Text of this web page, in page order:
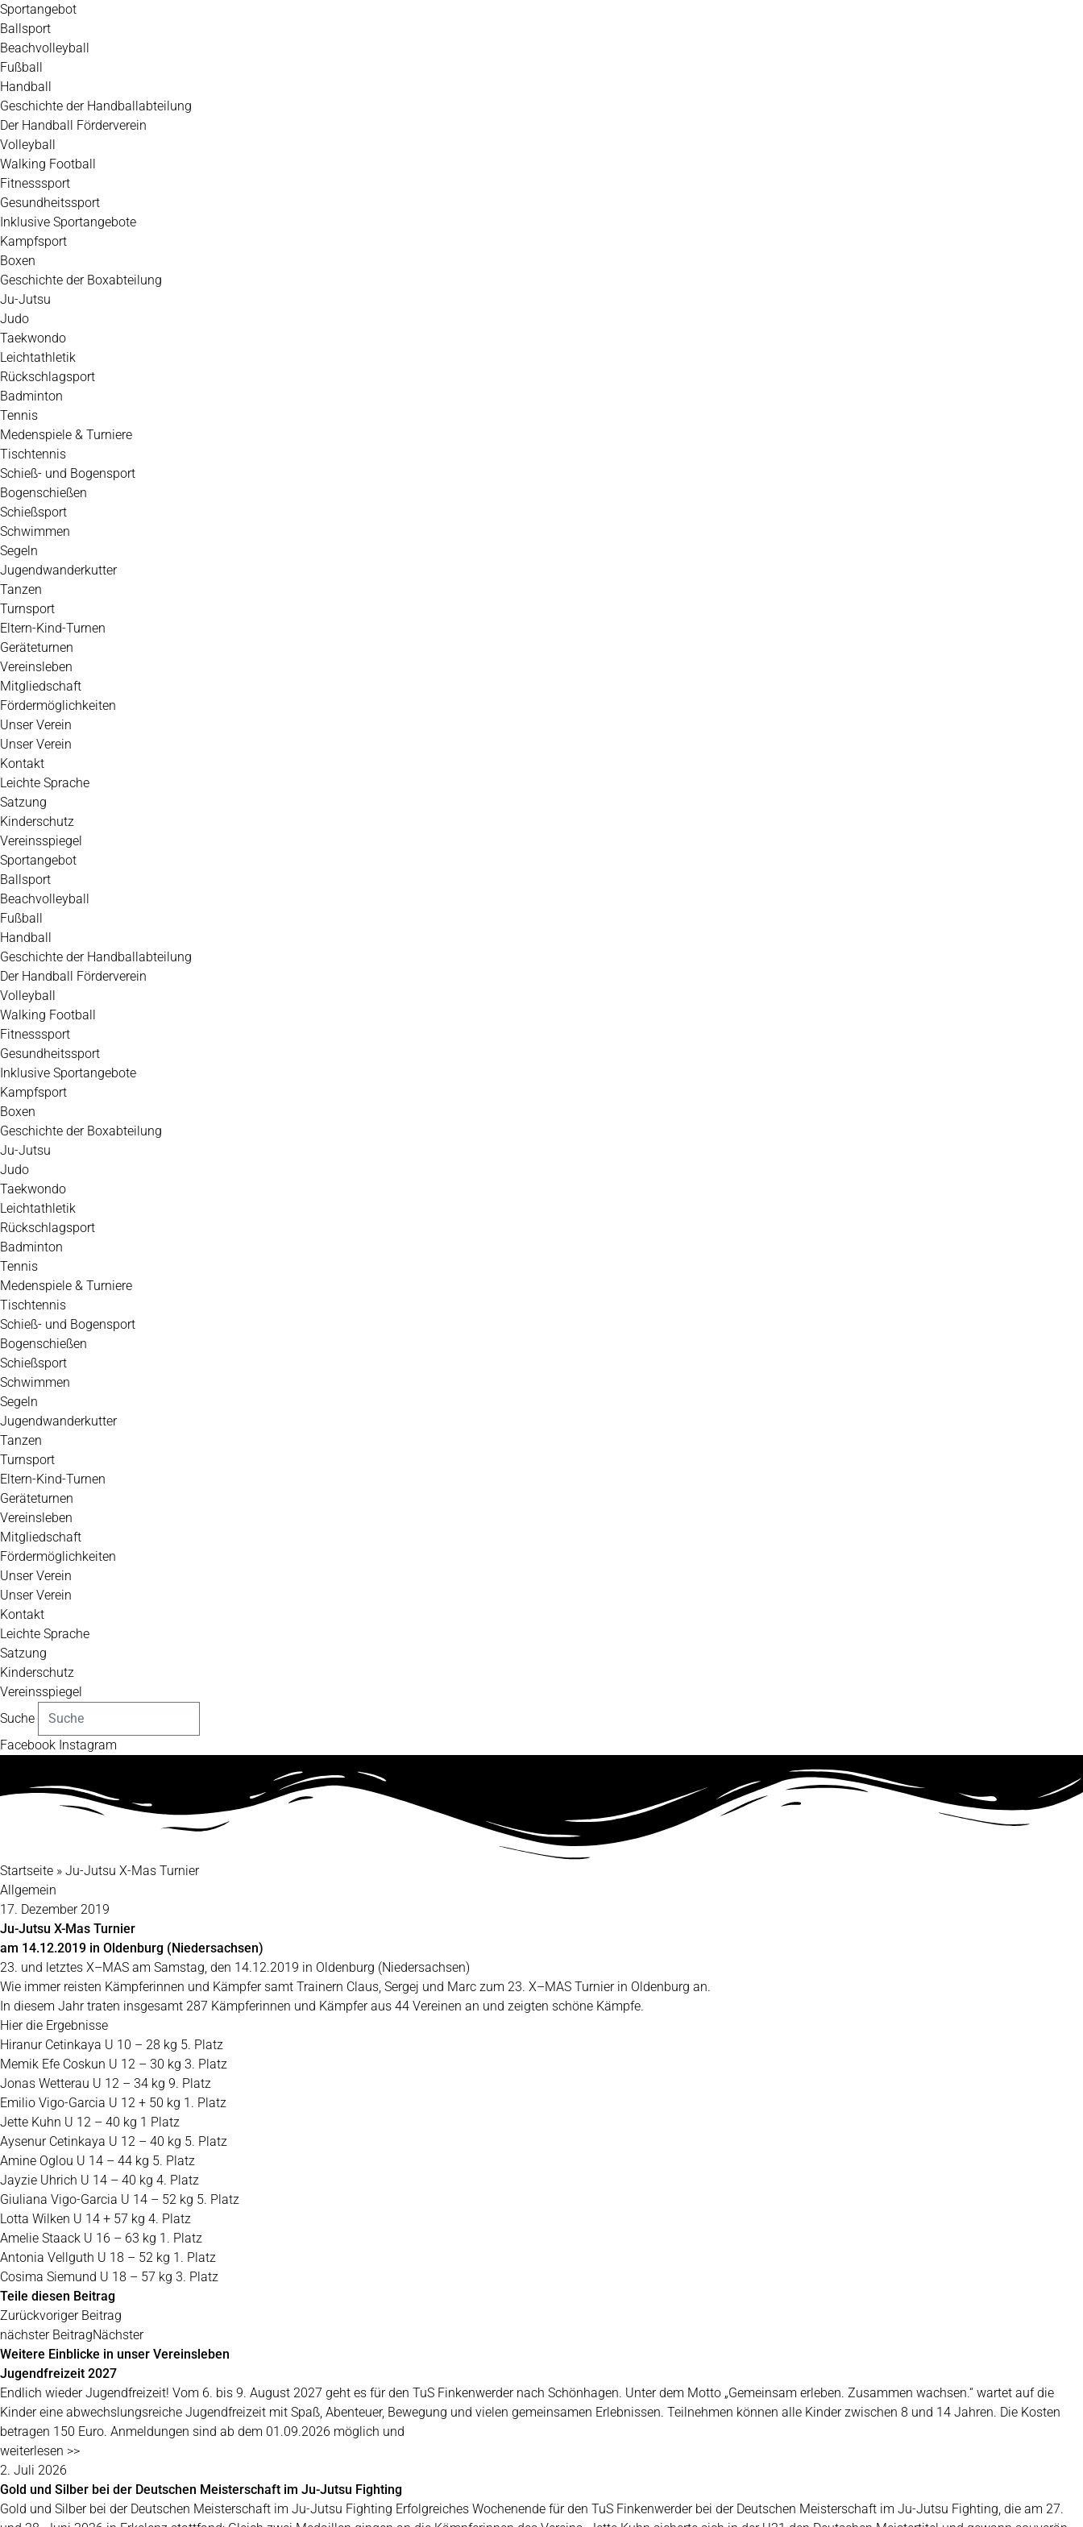
Zum
Inhalt
springen
Sportangebot
Ballsport
Beachvolleyball
Fußball
Handball
Geschichte der Handballabteilung
Der Handball Förderverein
Volleyball
Walking Football
Fitnesssport
Gesundheitssport
Inklusive Sportangebote
Kampfsport
Boxen
Geschichte der Boxabteilung
Ju-Jutsu
Judo
Taekwondo
Leichtathletik
Rückschlagsport
Badminton
Tennis
Medenspiele & Turniere
Tischtennis
Schieß- und Bogensport
Bogenschießen
Schießsport
Schwimmen
Segeln
Jugendwanderkutter
Tanzen
Turnsport
Eltern-Kind-Turnen
Geräteturnen
Vereinsleben
Mitgliedschaft
Fördermöglichkeiten
Unser Verein
Unser Verein
Kontakt
Leichte Sprache
Satzung
Kinderschutz
Vereinsspiegel
Sportangebot
Ballsport
Beachvolleyball
Fußball
Handball
Geschichte der Handballabteilung
Der Handball Förderverein
Volleyball
Walking Football
Fitnesssport
Gesundheitssport
Inklusive Sportangebote
Kampfsport
Boxen
Geschichte der Boxabteilung
Ju-Jutsu
Judo
Taekwondo
Leichtathletik
Rückschlagsport
Badminton
Tennis
Medenspiele & Turniere
Tischtennis
Schieß- und Bogensport
Bogenschießen
Schießsport
Schwimmen
Segeln
Jugendwanderkutter
Tanzen
Turnsport
Eltern-Kind-Turnen
Geräteturnen
Vereinsleben
Mitgliedschaft
Fördermöglichkeiten
Unser Verein
Unser Verein
Kontakt
Leichte Sprache
Satzung
Kinderschutz
Vereinsspiegel
Suche
Facebook Instagram
Startseite » Ju-Jutsu X-Mas Turnier
Allgemein
17. Dezember 2019
Ju-Jutsu X-Mas Turnier
am 14.12.2019 in Oldenburg (Niedersachsen)
23. und letztes X–MAS am Samstag, den 14.12.2019 in Oldenburg (Niedersachsen)
Wie immer reisten Kämpferinnen und Kämpfer samt Trainern Claus, Sergej und Marc zum 23. X–MAS Turnier in Oldenburg an.
In diesem Jahr traten insgesamt 287 Kämpferinnen und Kämpfer aus 44 Vereinen an und zeigten schöne Kämpfe.
Hier die Ergebnisse
Hiranur Cetinkaya U 10 – 28 kg 5. Platz
Memik Efe Coskun U 12 – 30 kg 3. Platz
Jonas Wetterau U 12 – 34 kg 9. Platz
Emilio Vigo-Garcia U 12 + 50 kg 1. Platz
Jette Kuhn U 12 – 40 kg 1 Platz
Aysenur Cetinkaya U 12 – 40 kg 5. Platz
Amine Oglou U 14 – 44 kg 5. Platz
Jayzie Uhrich U 14 – 40 kg 4. Platz
Giuliana Vigo-Garcia U 14 – 52 kg 5. Platz
Lotta Wilken U 14 + 57 kg 4. Platz
Amelie Staack U 16 – 63 kg 1. Platz
Antonia Vellguth U 18 – 52 kg 1. Platz
Cosima Siemund U 18 – 57 kg 3. Platz
Teile diesen Beitrag
Zurückvoriger Beitrag
nächster BeitragNächster
Weitere Einblicke in unser Vereinsleben
Jugendfreizeit 2027
Endlich wieder Jugendfreizeit! Vom 6. bis 9. August 2027 geht es für den TuS Finkenwerder nach Schönhagen. Unter dem Motto „Gemeinsam erleben. Zusammen wachsen.“ wartet auf die
Kinder eine abwechslungsreiche Jugendfreizeit mit Spaß, Abenteuer, Bewegung und vielen gemeinsamen Erlebnissen. Teilnehmen können alle Kinder zwischen 8 und 14 Jahren. Die Kosten
betragen 150 Euro. Anmeldungen sind ab dem 01.09.2026 möglich und
weiterlesen >>
2. Juli 2026
Gold und Silber bei der Deutschen Meisterschaft im Ju-Jutsu Fighting
Gold und Silber bei der Deutschen Meisterschaft im Ju-Jutsu Fighting Erfolgreiches Wochenende für den TuS Finkenwerder bei der Deutschen Meisterschaft im Ju-Jutsu Fighting, die am 27.